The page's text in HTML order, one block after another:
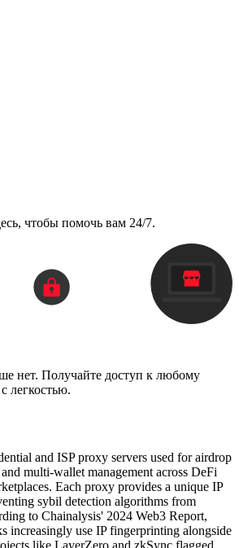
чтобы помочь вам 24/7.
нет. Получайте доступ к любому
легкостью.
and ISP proxy servers used for airdrop
multi-wallet management across DeFi
Each proxy provides a unique IP
sybil detection algorithms from
to Chainalysis' 2024 Web3 Report,
increasingly use IP fingerprinting alongside